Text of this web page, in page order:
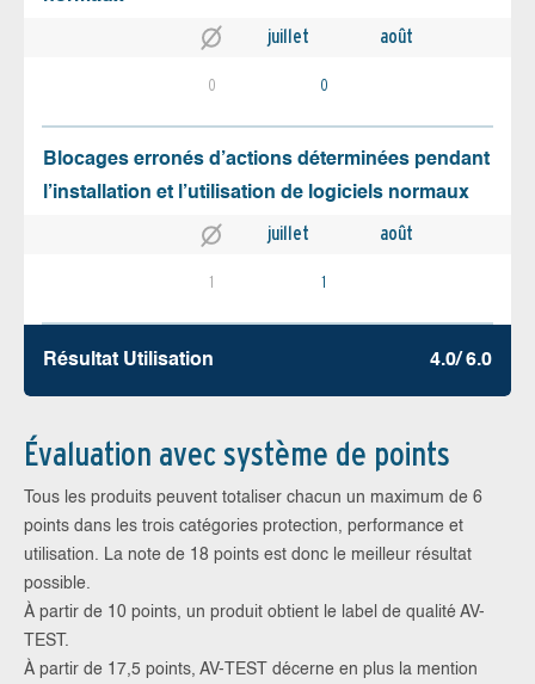
juillet août
0 0
Blocages erronés d’actions déterminées pendant
l’installation et l’utilisation de logiciels normaux
juillet août
1 1
Résultat Utilisation 4.0/ 6.0
Évaluation avec système de points
Tous les produits peuvent totaliser chacun un maximum de 6
points dans les trois catégories protection, performance et
utilisation. La note de 18 points est donc le meilleur résultat
possible.
À partir de 10 points, un produit obtient le label de qualité AV-
TEST.
À partir de 17,5 points, AV-TEST décerne en plus la mention